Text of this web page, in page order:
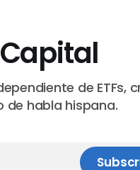
de ETFs,
de habla hispana.